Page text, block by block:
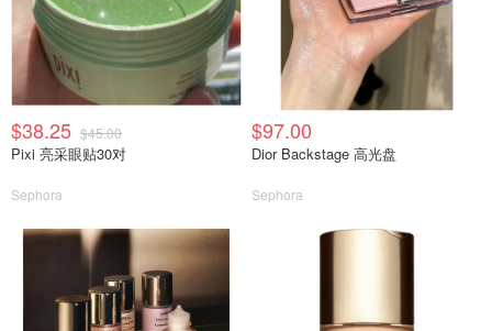
$38.25 $45.00
Pixi 亮采眼贴30对
Sephora
$97.00
Dior Backstage 高光盘
Sephora